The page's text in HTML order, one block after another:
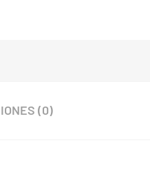
(0)